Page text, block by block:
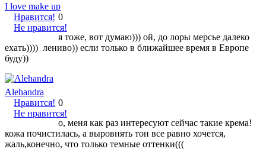
I love make up
Нравится!
Не нравится!
0
я тоже, вот думаю))) ой, до лоры мерсье далеко
ехать)))) лениво)) если только в ближайшее время в Европе
буду))
Alehandra
Нравится!
Не нравится!
0
о, меня как раз интересуют сейчас такие крема!
кожа почистилась, а выровнять тон все равно хочется,
жаль,конечно, что только темные оттенки(((